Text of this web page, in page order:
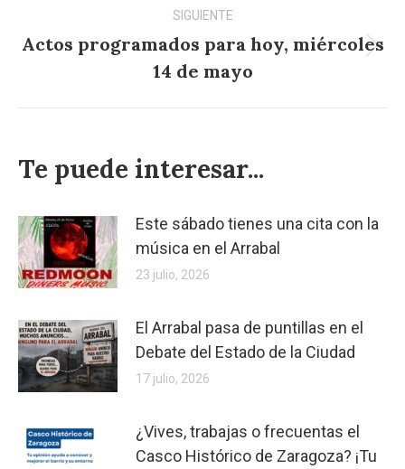
SIGUIENTE
Publicación
siguiente:
Actos programados para hoy, miércoles
14 de mayo
Te puede interesar...
Este sábado tienes una cita con la
música en el Arrabal
23 julio, 2026
El Arrabal pasa de puntillas en el
Debate del Estado de la Ciudad
17 julio, 2026
¿Vives, trabajas o frecuentas el
Casco Histórico de Zaragoza? ¡Tu